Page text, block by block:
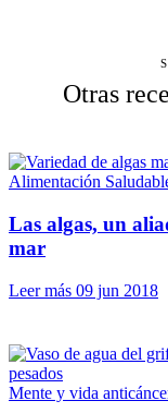
Otras
Alimentación
Las algas, un
mar
Leer más 09 jun 2018
Mente y vida